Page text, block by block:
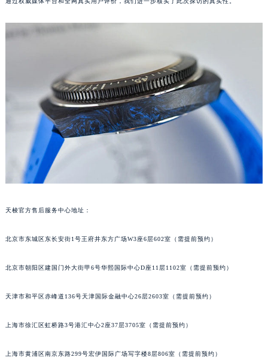
天梭官方售后服务中心地址：
北京市东城区东长安街1号王府井东方广场W3座6层602室（需提前预约）
北京市朝阳区建国门外大街甲6号华熙国际中心D座11层1102室（需提前预约）
天津市和平区赤峰道136号天津国际金融中心26层2603室（需提前预约）
上海市徐汇区虹桥路3号港汇中心2座37层3705室（需提前预约）
上海市黄浦区南京东路299号宏伊国际广场写字楼8层806室（需提前预约）